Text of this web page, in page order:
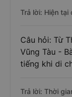
Trả lời: Hiện
Câu hỏi: Từ
Vũng Tàu -
tiếng khi di
Trả lời: Thời